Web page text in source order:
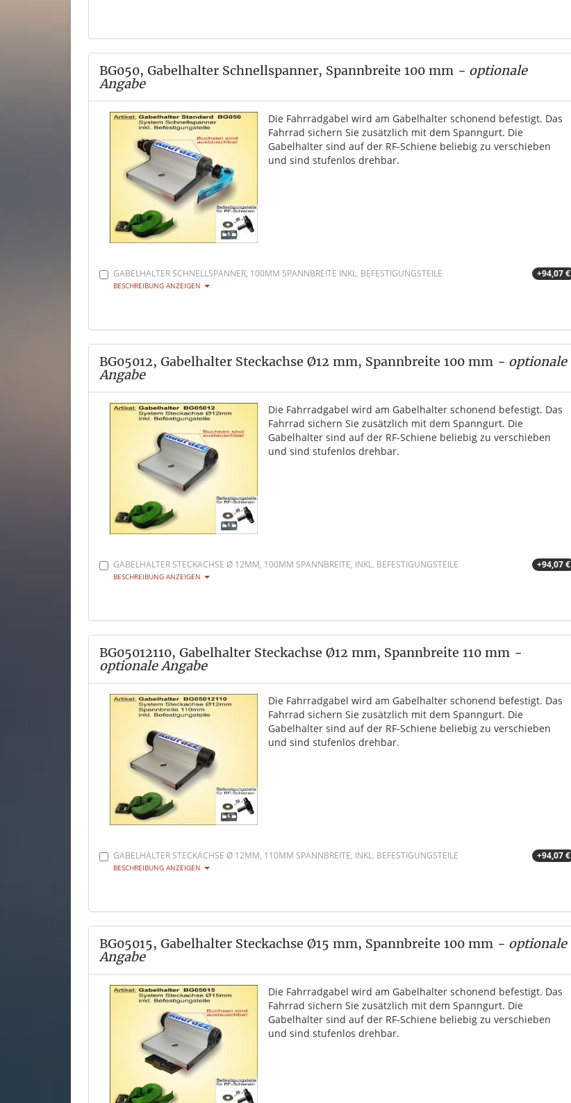
BG050, Gabelhalter Schnellspanner, Spannbreite 100 mm - optionale
Angabe
Die Fahrradgabel wird am Gabelhalter schonend befestigt. Das
Fahrrad sichern Sie zusätzlich mit dem Spanngurt. Die
Gabelhalter sind auf der RF-Schiene beliebig zu verschieben
und sind stufenlos drehbar.
GABELHALTER SCHNELLSPANNER, 100MM SPANNBREITE INKL. BEFESTIGUNGSTEILE +94,07 €
BESCHREIBUNG ANZEIGEN
BG05012, Gabelhalter Steckachse Ø12 mm, Spannbreite 100 mm - optionale
Angabe
Die Fahrradgabel wird am Gabelhalter schonend befestigt. Das
Fahrrad sichern Sie zusätzlich mit dem Spanngurt. Die
Gabelhalter sind auf der RF-Schiene beliebig zu verschieben
und sind stufenlos drehbar.
GABELHALTER STECKACHSE Ø 12MM, 100MM SPANNBREITE, INKL. BEFESTIGUNGSTEILE +94,07 €
BESCHREIBUNG ANZEIGEN
BG05012110, Gabelhalter Steckachse Ø12 mm, Spannbreite 110 mm -
optionale Angabe
Die Fahrradgabel wird am Gabelhalter schonend befestigt. Das
Fahrrad sichern Sie zusätzlich mit dem Spanngurt. Die
Gabelhalter sind auf der RF-Schiene beliebig zu verschieben
und sind stufenlos drehbar.
GABELHALTER STECKACHSE Ø 12MM, 110MM SPANNBREITE, INKL. BEFESTIGUNGSTEILE +94,07 €
BESCHREIBUNG ANZEIGEN
BG05015, Gabelhalter Steckachse Ø15 mm, Spannbreite 100 mm - optionale
Angabe
Die Fahrradgabel wird am Gabelhalter schonend befestigt. Das
Fahrrad sichern Sie zusätzlich mit dem Spanngurt. Die
Gabelhalter sind auf der RF-Schiene beliebig zu verschieben
und sind stufenlos drehbar.